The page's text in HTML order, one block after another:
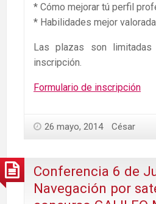
* Cómo mejorar tú perfil
* Habilidades mejor
Las plazas son
inscripción.
Formulario de inscripción
26 mayo, 2014 César
Conferencia 6 de
Navegación por